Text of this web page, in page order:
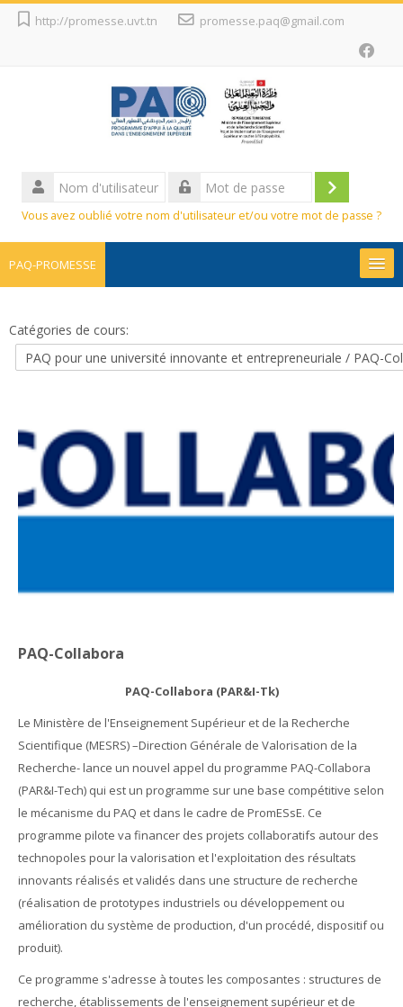
Passer
http://promesse.uvt.tn promesse.paq@gmail.com
Nom
d'utilisateur
Mot
passe
Connexion
Vous avez oublié votre nom d'utilisateur et/ou votre mot de passe ?
PAQ-PROMESSE
Projets
Français ‎(fr)‎
Rechercher
des
cours
Catégories de cours:
PAQ-Collabora
PAQ-Collabora (PAR&I-Tk)
Le Ministère de l'Enseignement Supérieur et de la Recherche
Scientifique (MESRS) –Direction Générale de Valorisation de la
Recherche- lance un nouvel appel du programme PAQ-Collabora
(PAR&I-Tech) qui est un programme sur une base compétitive selon
le mécanisme du PAQ et dans le cadre de PromESsE. Ce
programme pilote va financer des projets collaboratifs autour des
technopoles pour la valorisation et l'exploitation des résultats
innovants réalisés et validés dans une structure de recherche
(réalisation de prototypes industriels ou développement ou
amélioration du système de production, d'un procédé, dispositif ou
produit).
Ce programme s'adresse à toutes les composantes : structures de
recherche, établissements de l'enseignement supérieur et de